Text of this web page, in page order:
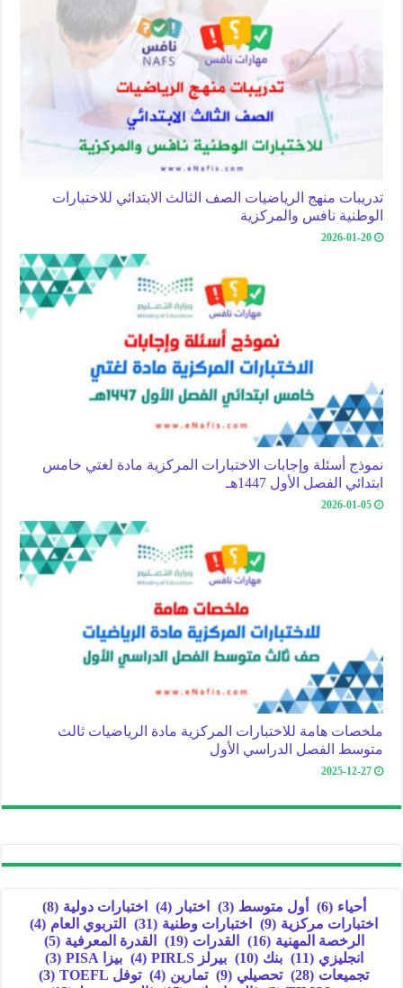
تدريبات منهج الرياضيات الصف الثالث الابتدائي للاختبارات
الوطنية نافس والمركزية
2026-01-20
نموذج أسئلة وإجابات الاختبارات المركزية مادة لغتي خامس
ابتدائي الفصل الأول 1447هـ
2026-01-05
ملخصات هامة للاختبارات المركزية مادة الرياضيات ثالث
متوسط الفصل الدراسي الأول
2025-12-27
أحياء (6) أول متوسط (3) اختبار (4) اختبارات دولية (8)
اختبارات مركزية (9) اختبارات وطنية (31) التربوي العام (4)
الرخصة المهنية (16) القدرات (19) القدرة المعرفية (5)
انجليزي (11) بنك (10) بيرلز PIRLS (4) بيزا PISA
(3)
تجميعات (28) تحصيلي (9) تمارين (4) توفل TOEFL
(3)